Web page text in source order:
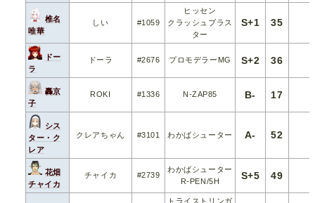
椎名
唯華
しい #1059
ヒッセン
クラッシュブラス
ター
S+1 35
ドー
ラ
ドーラ #2676 プロモデラーMG S+2 36
轟京
子
ROKI #1336 N-ZAP85 B- 17
シス
ター・ク
レア
クレアちゃん #3101 わかばシューター A- 52
花畑
チャイカ
チャイカ #2739
わかばシューター
R-PEN/5H
S+5 49
トライストリンガ